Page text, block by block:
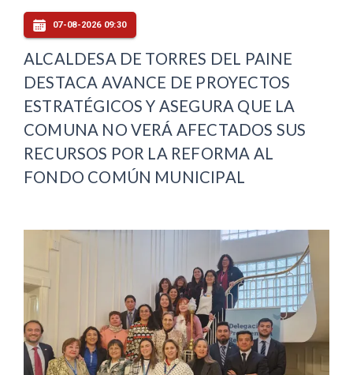
07-08-2026 09:30
ALCALDESA DE TORRES DEL PAINE
DESTACA AVANCE DE PROYECTOS
ESTRATÉGICOS Y ASEGURA QUE LA
COMUNA NO VERÁ AFECTADOS SUS
RECURSOS POR LA REFORMA AL
FONDO COMÚN MUNICIPAL